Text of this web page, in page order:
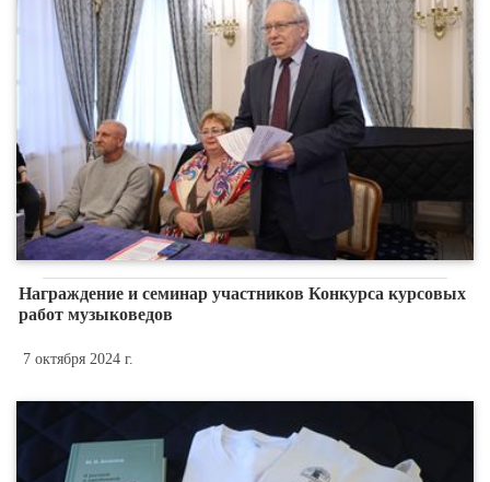
Награждение и семинар участников Конкурса курсовых
работ музыковедов
7 октября 2024 г.